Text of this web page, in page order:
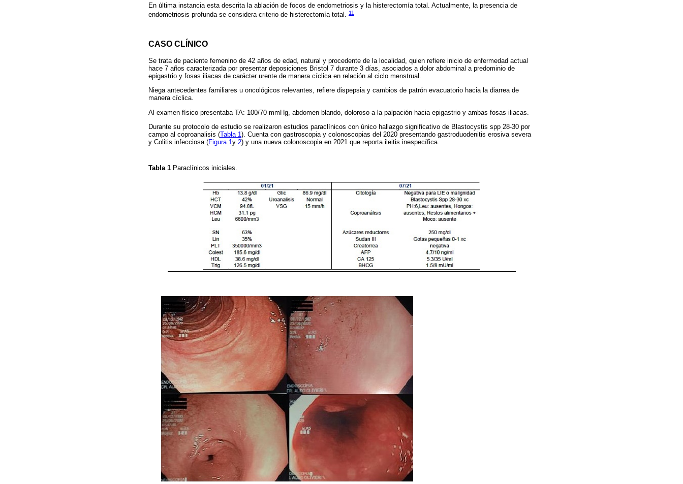
En última instancia esta descrita la ablación de focos de endometriosis y la histerectomía total. Actualmente, la presencia de
endometriosis profunda se considera criterio de histerectomía total. 11
CASO CLÍNICO
Se trata de paciente femenino de 42 años de edad, natural y procedente de la localidad, quien refiere inicio de enfermedad actual
hace 7 años caracterizada por presentar deposiciones Bristol 7 durante 3 días, asociados a dolor abdominal a predominio de
epigastrio y fosas iliacas de carácter urente de manera cíclica en relación al ciclo menstrual.
Niega antecedentes familiares u oncológicos relevantes, refiere dispepsia y cambios de patrón evacuatorio hacia la diarrea de
manera cíclica.
Al examen físico presentaba TA: 100/70 mmHg, abdomen blando, doloroso a la palpación hacia epigastrio y ambas fosas iliacas.
Durante su protocolo de estudio se realizaron estudios paraclínicos con único hallazgo significativo de Blastocystis spp 28-30 por
campo al coproanalisis (Tabla 1). Cuenta con gastroscopia y colonoscopias del 2020 presentando gastroduodenitis erosiva severa
y Colitis infecciosa (Figura 1y 2) y una nueva colonoscopia en 2021 que reporta ileitis inespecífica.
Tabla 1 Paraclínicos iniciales.